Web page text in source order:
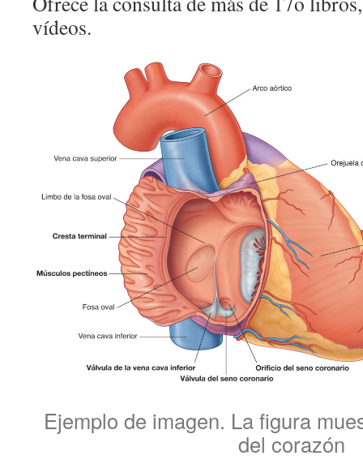
vídeos.
Ejemplo de imagen. La figura
del corazón